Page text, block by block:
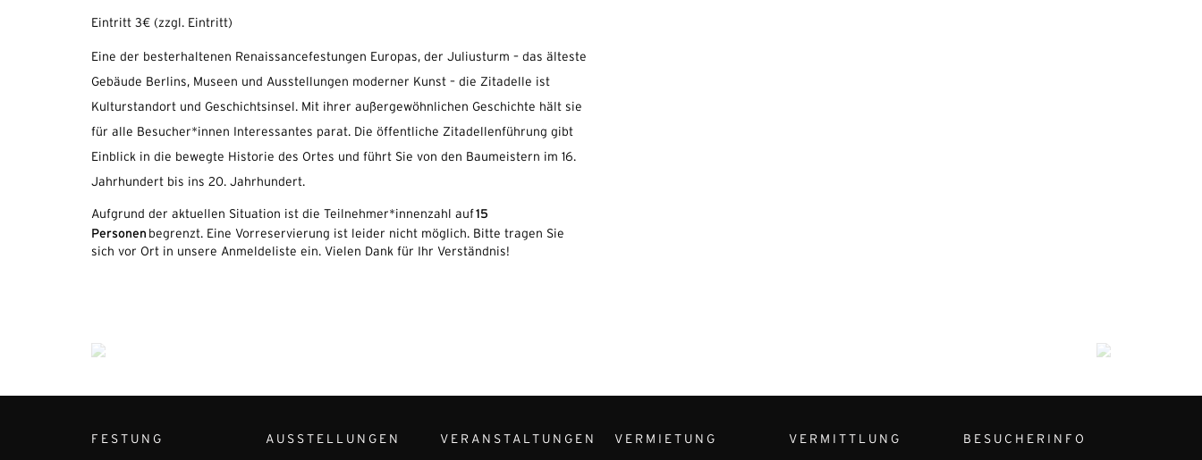
Eintritt 3€ (zzgl. Eintritt)
Eine der besterhaltenen Renaissancefestungen Europas, der Juliusturm – das älteste
Gebäude Berlins, Museen und Ausstellungen moderner Kunst – die Zitadelle ist
Kulturstandort und Geschichtsinsel. Mit ihrer außergewöhnlichen Geschichte hält sie
für alle Besucher*innen Interessantes parat. Die öffentliche Zitadellenführung gibt
Einblick in die bewegte Historie des Ortes und führt Sie von den Baumeistern im 16.
Jahrhundert bis ins 20. Jahrhundert.
Aufgrund der aktuellen Situation ist die Teilnehmer*innenzahl auf 15
Personen begrenzt. Eine Vorreservierung ist leider nicht möglich. Bitte tragen Sie
sich vor Ort in unsere Anmeldeliste ein. Vielen Dank für Ihr Verständnis!
FESTUNG AUSSTELLUNGEN VERANSTALTUNGEN VERMIETUNG VERMITTLUNG BESUCHERINFO